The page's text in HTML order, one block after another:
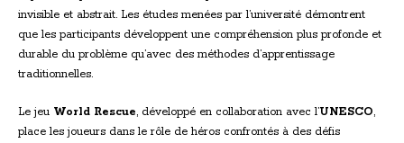
invisible et abstrait. Les études menées par l’université démontrent
que les participants développent une compréhension plus profonde et
durable du problème qu’avec des méthodes d’apprentissage
traditionnelles.
Le jeu World Rescue, développé en collaboration avec l’UNESCO,
place les joueurs dans le rôle de héros confrontés à des défis